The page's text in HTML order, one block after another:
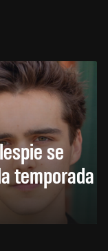
se
temporada